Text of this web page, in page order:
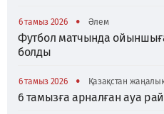
6 тамыз 2026 • Әлем
Футбол матчында
болды
6 тамыз 2026 • Қазақстан
6 тамызға арналған ауа